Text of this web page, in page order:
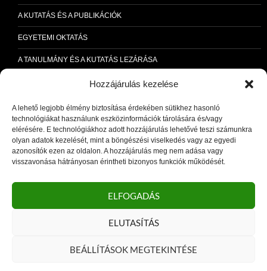
Hozzájárulás kezelése
A lehető legjobb élmény biztosítása érdekében sütikhez hasonló
technológiákat használunk eszközinformációk tárolására és/vagy
elérésére. E technológiákhoz adott hozzájárulás lehetővé teszi számunkra
olyan adatok kezelését, mint a böngészési viselkedés vagy az egyedi
azonosítók ezen az oldalon. A hozzájárulás meg nem adása vagy
visszavonása hátrányosan érintheti bizonyos funkciók működését.
ELFOGADÁS
ELUTASÍTÁS
BEÁLLÍTÁSOK MEGTEKINTÉSE
A KUTATÁS ÉS A PUBLIKÁCIÓK
EGYETEMI OKTATÁS
A TANULMÁNY ÉS A KUTATÁS LEZÁRÁSA
MESTERSÉGES INTELLIGENCIA
AI40+
TÁRSADALMI SZEREPVÁLLALÁS
AI AZ ÜZLETBEN